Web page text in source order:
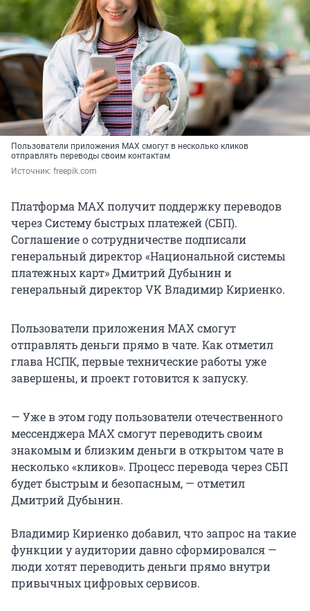
Пользователи приложения MAX смогут в несколько кликов
отправлять переводы своим контактам
Источник: freepik.com
Платформа MAX получит поддержку переводов
через Систему быстрых платежей (СБП).
Соглашение о сотрудничестве подписали
генеральный директор «Национальной системы
платежных карт» Дмитрий Дубынин и
генеральный директор VK Владимир Кириенко.
Пользователи приложения MAX смогут
отправлять деньги прямо в чате. Как отметил
глава НСПК, первые технические работы уже
завершены, и проект готовится к запуску.
— Уже в этом году пользователи отечественного
мессенджера MAX смогут переводить своим
знакомым и близким деньги в открытом чате в
несколько «кликов». Процесс перевода через СБП
будет быстрым и безопасным, — отметил
Дмитрий Дубынин.
Владимир Кириенко добавил, что запрос на такие
функции у аудитории давно сформировался —
люди хотят переводить деньги прямо внутри
привычных цифровых сервисов.